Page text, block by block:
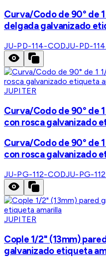
Curva/Codo de 90° de
delgada galvanizado
JU-PD-114-CODJU-PD-
JUPITER
Curva/Codo de 90° de
con rosca galvanizado
Curva/Codo de 90° de
con rosca galvanizado
JU-PG-112-CODJU-PG-
JUPITER
Cople 1/2" (13mm)
galvanizado etiqueta